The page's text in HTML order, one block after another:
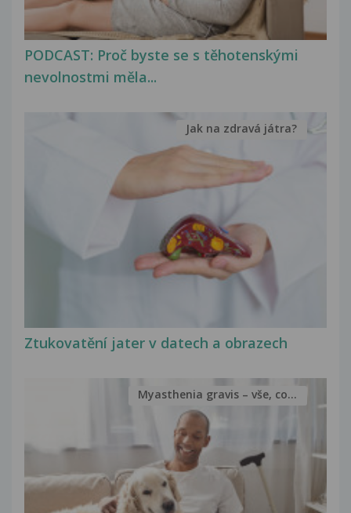
PODCAST: Proč byste se s těhotenskými
nevolnostmi měla...
Ztukovatění jater v datech a obrazech
Jak na zdravá játra?
Myasthenia gravis – vše, co...